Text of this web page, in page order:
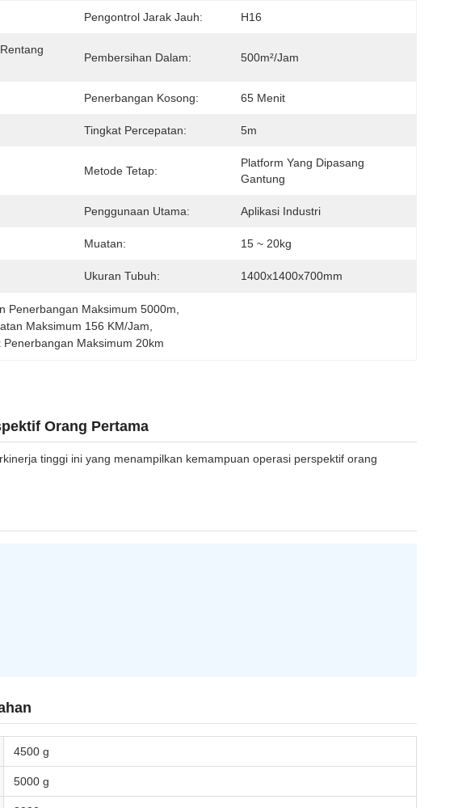
Pengontrol Jarak Jauh: H16
Pembersihan Dalam: 500m²/jam
Penerbangan Kosong: 65 Menit
Tingkat Percepatan: 5m
Metode Tetap:
Platform Yang Dipasang
Gantung
Penggunaan Utama: Aplikasi Industri
Muatan: 15 ~ 20kg
Ukuran Tubuh: 1400x1400x700mm
Penerbangan Maksimum 5000m
Maksimum 156 KM/Jam
Penerbangan Maksimum 20km
Orang Pertama
tinggi ini yang menampilkan kemampuan operasi perspektif orang
4500 g
5000 g